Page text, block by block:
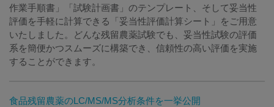
作業手順書」「試験計画書」のテンプレート、そして妥当性
評価を手軽に計算できる「妥当性評価計算シート」をご用意
いたしました。どんな残留農薬試験でも、妥当性試験の評価
系を簡便かつスムーズに構築でき、信頼性の高い評価を実施
することができます。
食品残留農薬のLC/MS/MS分析条件を一挙公開